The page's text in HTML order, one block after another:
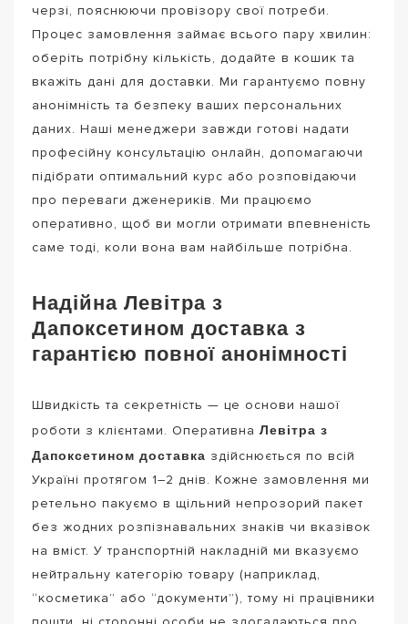
черзі, пояснюючи провізору свої потреби.
Процес замовлення займає всього пару хвилин:
оберіть потрібну кількість, додайте в кошик та
вкажіть дані для доставки. Ми гарантуємо повну
анонімність та безпеку ваших персональних
даних. Наші менеджери завжди готові надати
професійну консультацію онлайн, допомагаючи
підібрати оптимальний курс або розповідаючи
про переваги дженериків. Ми працюємо
оперативно, щоб ви могли отримати впевненість
саме тоді, коли вона вам найбільше потрібна.
Надійна Левітра з
Дапоксетином доставка з
гарантією повної анонімності
Швидкість та секретність — це основи нашої
роботи з клієнтами. Оперативна Левітра з
Дапоксетином доставка здійснюється по всій
Україні протягом 1–2 днів. Кожне замовлення ми
ретельно пакуємо в щільний непрозорий пакет
без жодних розпізнавальних знаків чи вказівок
на вміст. У транспортній накладній ми вказуємо
нейтральну категорію товару (наприклад,
“косметика” або “документи”), тому ні працівники